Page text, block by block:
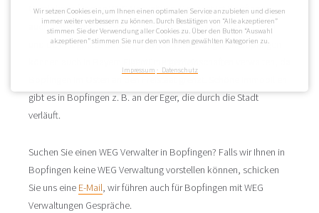
Ostalbkreis für eine WEG Verwaltung. Bekannt ist Bopfingen,
auch außerhalb der WEG Verwaltung, für das Schloss Baldern
und den Flugplatz Bopfingen. WEG Verwaltungen in Bopfingen
gibt es in Bopfingen z. B. an der Eger, die durch die Stadt
verläuft.
Suchen Sie einen WEG Verwalter in Bopfingen? Falls wir Ihnen in
Bopfingen keine WEG Verwaltung vorstellen können, schicken
Sie uns eine E-Mail, wir führen auch für Bopfingen mit WEG
Verwaltungen Gespräche.
Wir setzen Cookies ein, um Ihnen einen optimalen Service anzubieten und diesen
immer weiter verbessern zu können. Durch Bestätigen von “Alle akzeptieren”
stimmen Sie der Verwendung aller Cookies zu. Über den Button “Auswahl
akzeptieren” stimmen Sie nur den von Ihnen gewählten Kategorien zu.
Impressum Datenschutz